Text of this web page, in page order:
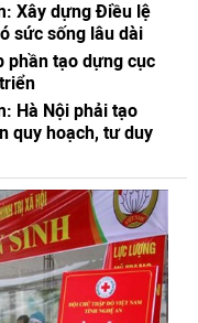
Xây dựng Điều lệ
sức sống lâu dài
phần tạo dựng cục
Hà Nội phải tạo
quy hoạch, tư duy